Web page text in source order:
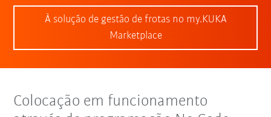
À solução de gestão de frotas no my.KUKA
Marketplace
Colocação em funcionamento